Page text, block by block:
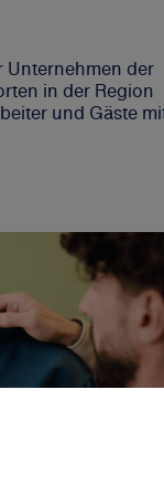
Unternehmen der
in der Region
und Gäste